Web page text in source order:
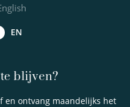
blijven?
ontvang maandelijks het
EN